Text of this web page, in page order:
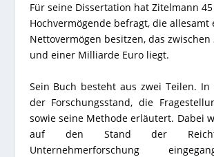
Für seine Dissertation hat Zitelmann 45
Hochvermögende befragt, die allesamt
Nettovermögen besitzen, das
und einer Milliarde Euro liegt.
Sein Buch besteht aus zwei Teilen. In
der Forschungsstand, die
sowie seine Methode erläutert. Dabei
auf den Stand der
Unternehmerforschung